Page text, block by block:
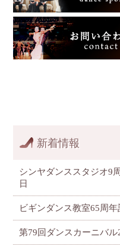
新着情報
シンヤダンススタジオ9
日
ビギンダンス教室65周
第79回ダンスカーニバル